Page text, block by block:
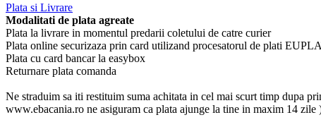
Plata si Livrare
Modalitati de plata agreate
Plata la livrare in momentul predarii coletului de catre curier
Plata online securizaza prin card utilizand procesatorul de plati
Plata cu card bancar la easybox
Returnare plata comanda
Ne straduim sa iti restituim suma achitata in cel mai scurt timp dupa
www.ebacania.ro ne asiguram ca plata ajunge la tine in maxim 14 zile